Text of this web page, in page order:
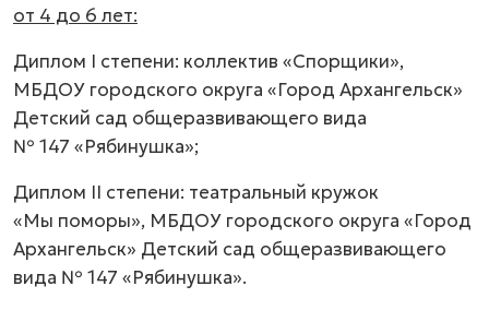
от 4 до 6 лет:
Диплом I степени: коллектив «Спорщики»,
МБДОУ городского округа «Город Архангельск»
Детский сад общеразвивающего вида
№ 147 «Рябинушка»;
Диплом II степени: театральный кружок
«Мы поморы», МБДОУ городского округа «Город
Архангельск» Детский сад общеразвивающего
вида № 147 «Рябинушка».